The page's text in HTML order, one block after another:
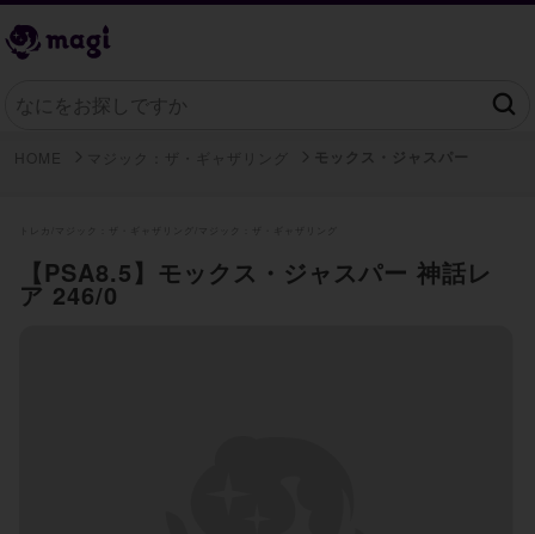
【PSA8.5】モックス・ジャスパー 神話レ
ア 246/0